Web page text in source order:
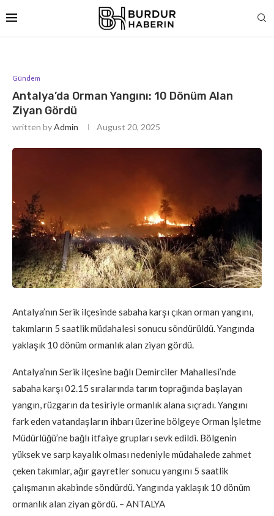
Gündem
Antalya’da Orman Yangını: 10 Dönüm Alan
Ziyan Gördü
written byAdmin August 20, 2025
Antalya’nın Serik ilçesinde sabaha karşı çıkan orman yangını,
takımların 5 saatlik müdahalesi sonucu söndürüldü. Yangında
yaklaşık 10 dönüm ormanlık alan ziyan gördü.
Antalya’nın Serik ilçesine bağlı Demirciler Mahallesi’nde
sabaha karşı 02.15 sıralarında tarım toprağında başlayan
yangın, rüzgarın da tesiriyle ormanlık alana sıçradı. Yangını
fark eden vatandaşların ihbarı üzerine bölgeye Orman İşletme
Müdürlüğü’ne bağlı itfaiye grupları sevk edildi. Bölgenin
yüksek ve sarp kayalık olması nedeniyle müdahalede zahmet
çeken takımlar, ağır gayretler sonucu yangını 5 saatlik
çalışmanın akabinde söndürdü. Yangında yaklaşık 10 dönüm
ormanlık alan ziyan gördü. – ANTALYA